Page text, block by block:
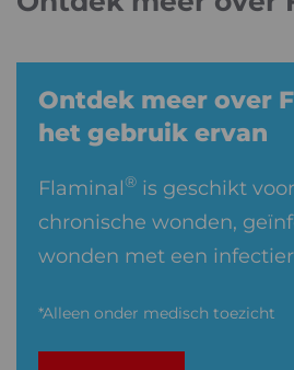
Ontdek meer over
het gebruik ervan
Flaminal® is geschikt
chronische wonden,
wonden met een
*Alleen onder medisch toezicht